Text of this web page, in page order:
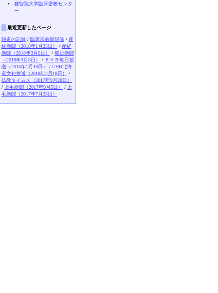
種智院大学臨床密教センタ
ー
最近更新したページ
報道の記録/ 臨床宗教師研修/ 産
経新聞（2018年1月23日）
/ 産経
新聞（2018年3月6日）
/ 毎日新聞
（2018年3月8日）
/ ＲＫＢ毎日放
送（2018年1月18日）
/ UHB北海
道文化放送（2018年2月18日）
/
仏教タイムス（2017年9月28日）
/
上毛新聞（2017年9月5日） /
上
毛新聞（2017年7月23日）